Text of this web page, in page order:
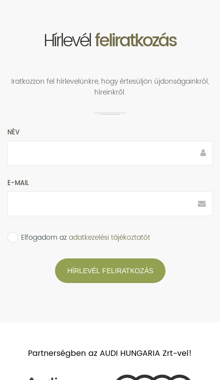
Hírlevélfeliratkozás
Iratkozzon fel hírlevelünkre, hogy értesüljön újdonságainkról,
híreinkről.
NÉV
E-MAIL
Elfogadom azadatkezelési tájékoztatót
HÍRLEVÉL FELIRATKOZÁS
Partnerségben az AUDI HUNGARIA Zrt-vel!